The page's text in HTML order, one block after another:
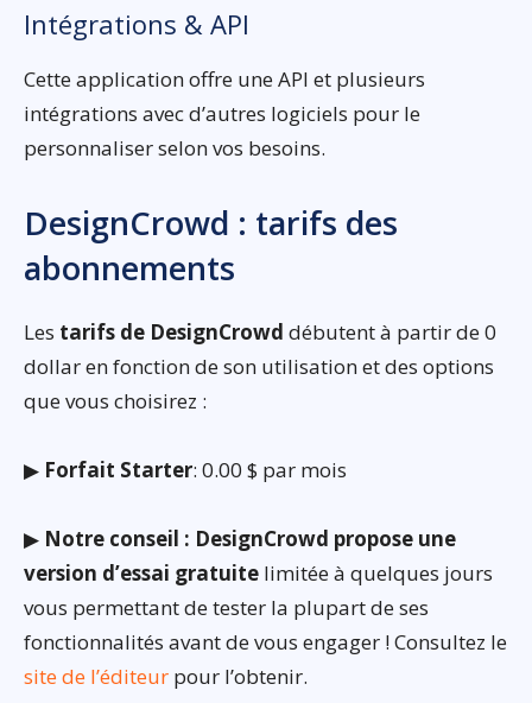
Intégrations & API
Cette application offre une API et plusieurs
intégrations avec d’autres logiciels pour le
personnaliser selon vos besoins.
DesignCrowd : tarifs des
abonnements
Les tarifs de DesignCrowd débutent à partir de 0
dollar en fonction de son utilisation et des options
que vous choisirez :
▶ Forfait Starter: 0.00 $ par mois
▶ Notre conseil : DesignCrowd propose une
version d’essai gratuite limitée à quelques jours
vous permettant de tester la plupart de ses
fonctionnalités avant de vous engager ! Consultez le
site de l’éditeur pour l’obtenir.